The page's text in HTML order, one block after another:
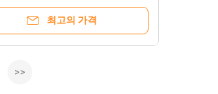
최고의 가격
>>